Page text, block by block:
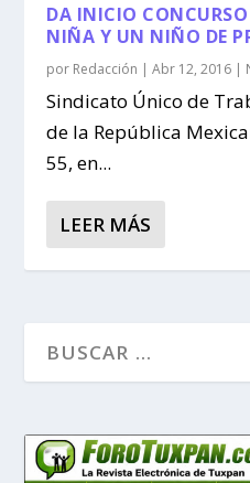
DA INICIO
NIÑA Y UN NIÑO DE
por Redacción |Abr 12, 2016 |
Sindicato Único de
de la República
55, en...
LEER MÁS